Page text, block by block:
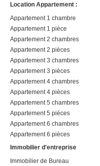
Location Appartement :
Appartement 1 chambre
Appartement 1 pièce
Appartement 2 chambres
Appartement 2 pièces
Appartement 3 chambres
Appartement 3 pièces
Appartement 4 chambres
Appartement 4 pièces
Appartement 5 chambres
Appartement 5 pièces
Appartement 6 chambres
Appartement 6 pièces
Immobilier d'entreprise
Immobilier de Bureau